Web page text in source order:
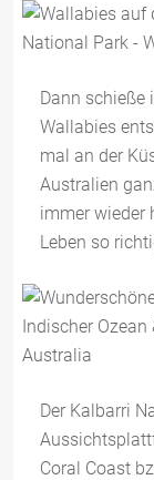
Dann schieße
Wallabies
mal an der
Australien
immer wieder
Leben so
Der Kalbarri
Coral Coast